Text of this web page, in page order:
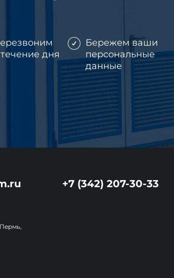
дня
Бережем ваши
персональные
данные
+7 (342) 207-30-33